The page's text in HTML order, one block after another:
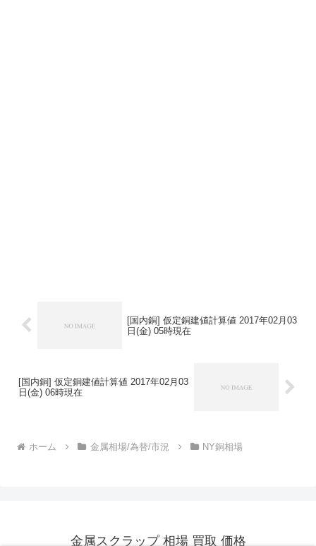
[国内銅] 仮定銅建値計算値 2017年02月03
日(金) 05時現在
[国内銅] 仮定銅建値計算値 2017年02月03
日(金) 06時現在
ホーム 金属相場/為替/市況 NY銅相場
金属スクラップ 相場 買取 価格